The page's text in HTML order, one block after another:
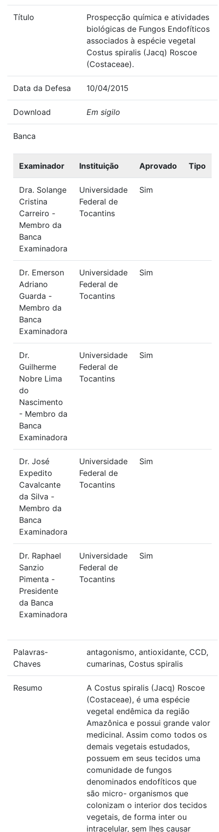
Título
Prospecção química e atividades
biológicas de Fungos Endofíticos
associados à espécie vegetal
Costus spiralis (Jacq) Roscoe
(Costaceae).
Data da Defesa 10/04/2015
Download Em sigilo
Banca
Examinador Instituição Aprovado Tipo
Dra. Solange
Cristina
Carreiro -
Membro da
Banca
Examinadora
Universidade
Federal de
Tocantins
Sim
Dr. Emerson
Adriano
Guarda -
Membro da
Banca
Examinadora
Universidade
Federal de
Tocantins
Sim
Dr.
Guilherme
Nobre Lima
do
Nascimento
- Membro da
Banca
Examinadora
Universidade
Federal de
Tocantins
Sim
Dr. José
Expedito
Cavalcante
da Silva -
Membro da
Banca
Examinadora
Universidade
Federal de
Tocantins
Sim
Dr. Raphael
Sanzio
Pimenta -
Presidente
da Banca
Examinadora
Universidade
Federal de
Tocantins
Sim
Palavras-
Chaves
antagonismo, antioxidante, CCD,
cumarinas, Costus spiralis
Resumo
A Costus spiralis (Jacq) Roscoe
(Costaceae), é uma espécie
vegetal endêmica da região
Amazônica e possui grande valor
medicinal. Assim como todos os
demais vegetais estudados,
possuem em seus tecidos uma
comunidade de fungos
denominados endofíticos que
são micro- organismos que
colonizam o interior dos tecidos
vegetais, de forma inter ou
intracelular, sem lhes causar